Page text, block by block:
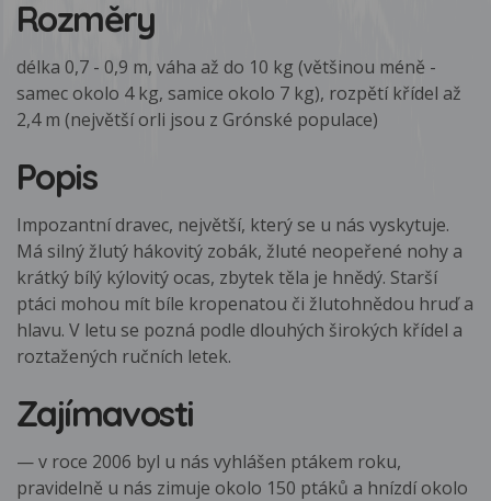
Rozměry
délka 0,7 - 0,9 m, váha až do 10 kg (většinou méně -
samec okolo 4 kg, samice okolo 7 kg), rozpětí křídel až
2,4 m (největší orli jsou z Grónské populace)
Popis
Impozantní dravec, největší, který se u nás vyskytuje.
Má silný žlutý hákovitý zobák, žluté neopeřené nohy a
krátký bílý kýlovitý ocas, zbytek těla je hnědý. Starší
ptáci mohou mít bíle kropenatou či žlutohnědou hruď a
hlavu. V letu se pozná podle dlouhých širokých křídel a
roztažených ručních letek.
Zajímavosti
— v roce 2006 byl u nás vyhlášen ptákem roku,
pravidelně u nás zimuje okolo 150 ptáků a hnízdí okolo